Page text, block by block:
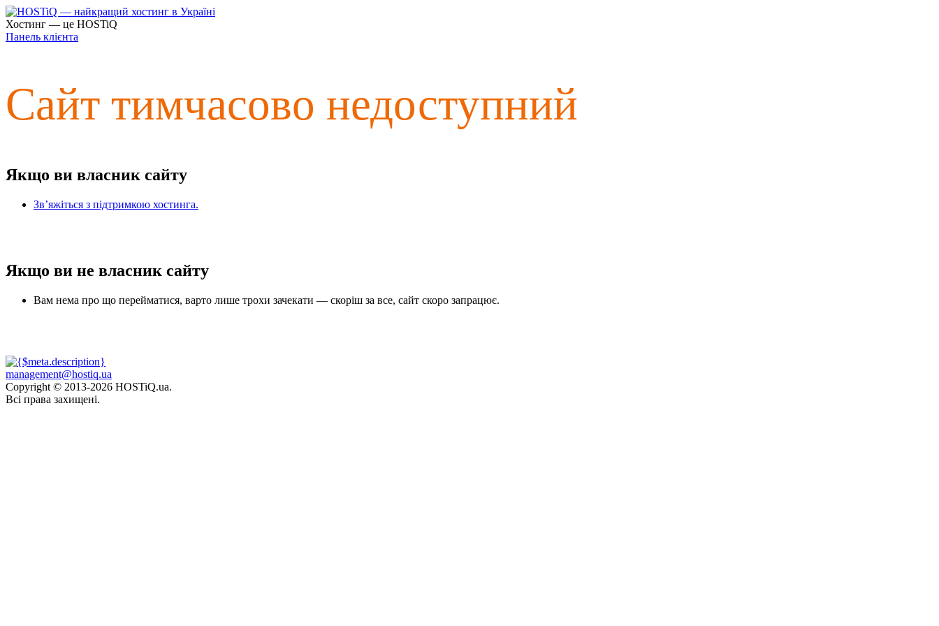
Хостинг — це HOSTiQ
Панель клієнта
Сайт тимчасово недоступний
Якщо ви власник сайту
Зв’яжіться з підтримкою хостинга.
Якщо ви не власник сайту
Вам нема про що перейматися, варто лише трохи зачекати — скоріш за все, сайт скоро запрацює.
management@hostiq.ua
Copyright © 2013-2026 HOSTiQ.ua.
Всі права захищені.